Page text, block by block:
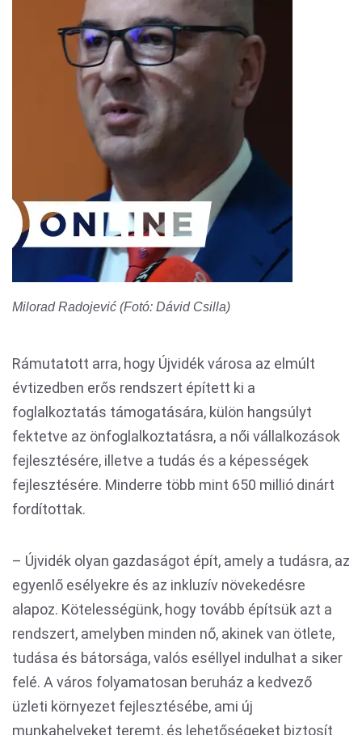
Milorad Radojević (Fotó: Dávid Csilla)
Rámutatott arra, hogy Újvidék városa az elmúlt
évtizedben erős rendszert épített ki a
foglalkoztatás támogatására, külön hangsúlyt
fektetve az önfoglalkoztatásra, a női vállalkozások
fejlesztésére, illetve a tudás és a képességek
fejlesztésére. Minderre több mint 650 millió dinárt
fordítottak.
– Újvidék olyan gazdaságot épít, amely a tudásra, az
egyenlő esélyekre és az inkluzív növekedésre
alapoz. Kötelességünk, hogy tovább építsük azt a
rendszert, amelyben minden nő, akinek van ötlete,
tudása és bátorsága, valós eséllyel indulhat a siker
felé. A város folyamatosan beruház a kedvező
üzleti környezet fejlesztésébe, ami új
munkahelyeket teremt, és lehetőségeket biztosít